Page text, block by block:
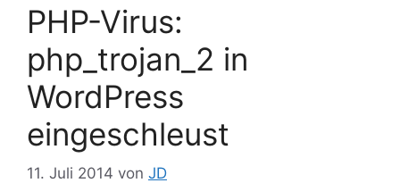
PHP-Virus:
php_trojan_2 in
WordPress
eingeschleust
11. Juli 2014 von JD